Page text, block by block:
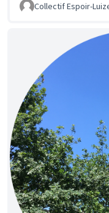
Collectif Espoir-